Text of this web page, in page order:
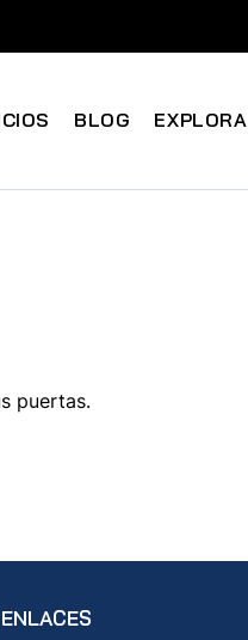
BLOG EXPLORA
puertas.
ENLACES